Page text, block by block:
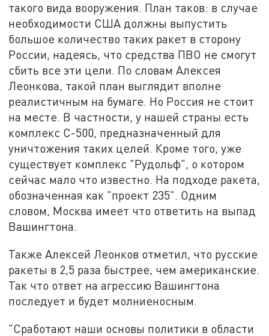
такого вида вооружения. План таков: в случае
необходимости США должны выпустить
большое количество таких ракет в сторону
России, надеясь, что средства ПВО не смогут
сбить все эти цели. По словам Алексея
Леонкова, такой план выглядит вполне
реалистичным на бумаге. Но Россия не стоит
на месте. В частности, у нашей страны есть
комплекс С-500, предназначенный для
уничтожения таких целей. Кроме того, уже
существует комплекс "Рудольф", о котором
сейчас мало что известно. На подходе ракета,
обозначенная как "проект 235". Одним
словом, Москва имеет что ответить на выпад
Вашингтона.
Также Алексей Леонков отметил, что русские
ракеты в 2,5 раза быстрее, чем американские.
Так что ответ на агрессию Вашингтона
последует и будет молниеносным.
"Сработают наши основы политики в области